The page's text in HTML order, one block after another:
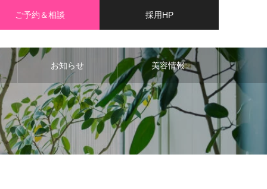
ご予約＆相談 採用HP
お知らせ 美容情報